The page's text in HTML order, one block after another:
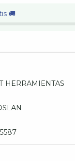
🚚
HERRAMIENTAS